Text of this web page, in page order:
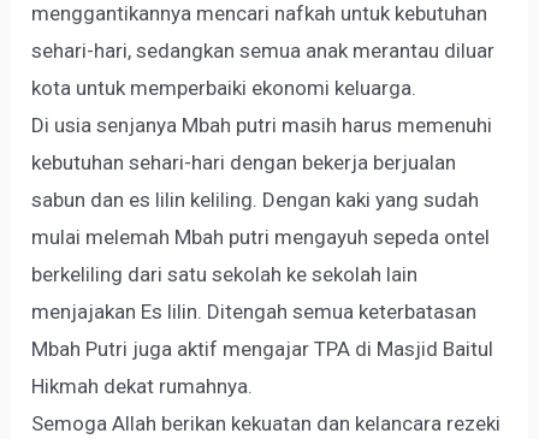
menggantikannya mencari nafkah untuk kebutuhan
sehari-hari, sedangkan semua anak merantau diluar
kota untuk memperbaiki ekonomi keluarga.
Di usia senjanya Mbah putri masih harus memenuhi
kebutuhan sehari-hari dengan bekerja berjualan
sabun dan es lilin keliling. Dengan kaki yang sudah
mulai melemah Mbah putri mengayuh sepeda ontel
berkeliling dari satu sekolah ke sekolah lain
menjajakan Es lilin. Ditengah semua keterbatasan
Mbah Putri juga aktif mengajar TPA di Masjid Baitul
Hikmah dekat rumahnya.
Semoga Allah berikan kekuatan dan kelancara rezeki